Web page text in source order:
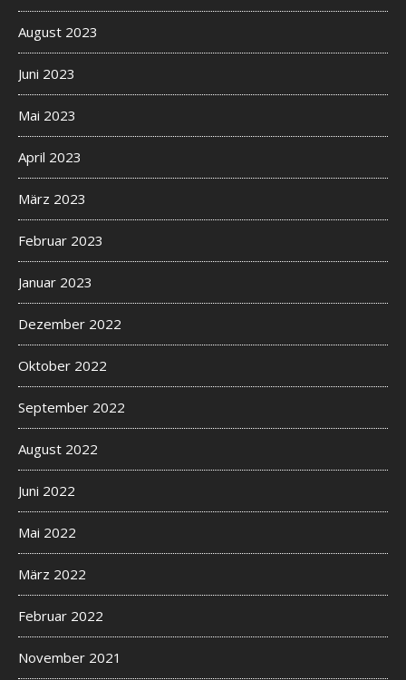
August 2023
Juni 2023
Mai 2023
April 2023
März 2023
Februar 2023
Januar 2023
Dezember 2022
Oktober 2022
September 2022
August 2022
Juni 2022
Mai 2022
März 2022
Februar 2022
November 2021